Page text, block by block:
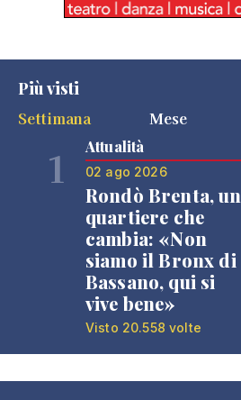
Più visti
Settimana
Mese
1 Attualità
02 ago 2026
Rondò Brenta, un
quartiere che
cambia: «Non
siamo il Bronx di
Bassano, qui si
vive bene»
Visto 20.558 volte